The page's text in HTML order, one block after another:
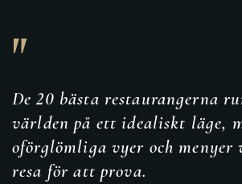
"
De 20 bästa restaurangerna
världen på ett idealiskt läge,
oförglömliga vyer och menyer
resa för att prova.